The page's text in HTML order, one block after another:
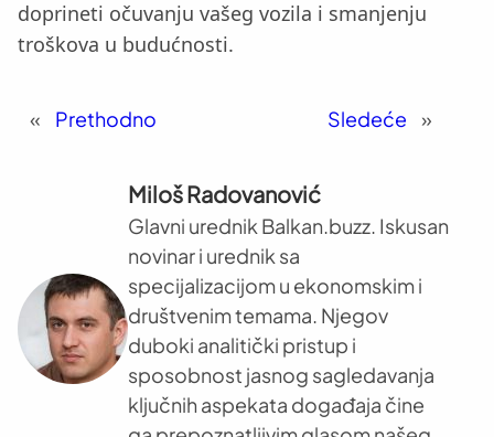
doprineti očuvanju vašeg vozila i smanjenju
troškova u budućnosti.
« Prethodno Sledeće »
Miloš Radovanović
Glavni urednik Balkan.buzz. Iskusan
novinar i urednik sa
specijalizacijom u ekonomskim i
društvenim temama. Njegov
duboki analitički pristup i
sposobnost jasnog sagledavanja
ključnih aspekata događaja čine